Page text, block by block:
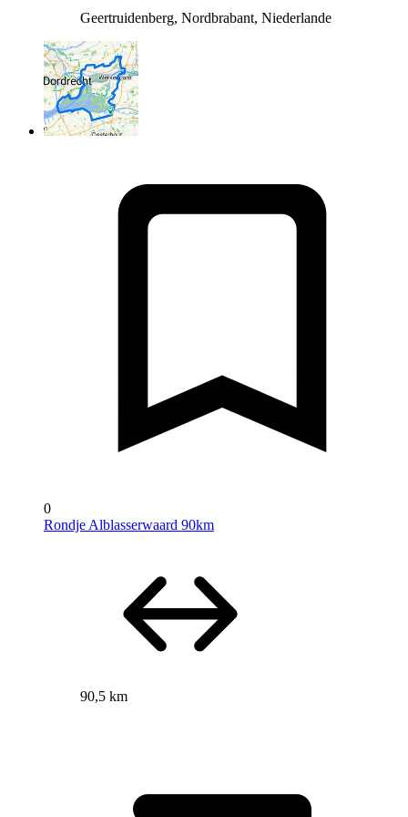
Geertruidenberg, Nordbrabant, Niederlande
0
Rondje Alblasserwaard 90km
90,5 km